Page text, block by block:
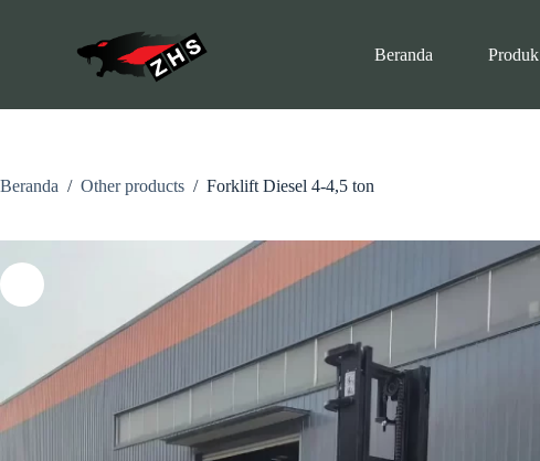
k
t
e
Beranda Produk
Beranda / Other products / Forklift Diesel 4-4,5 ton